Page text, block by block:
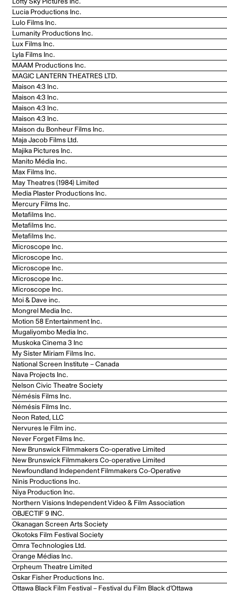
Lucia Productions Inc.
Lulo Films Inc.
Lumanity Productions Inc.
Lux Films Inc.
Lyla Films Inc.
MAAM Productions Inc.
MAGIC LANTERN THEATRES LTD.
Maison 4:3 Inc.
Maison 4:3 Inc.
Maison 4:3 Inc.
Maison 4:3 Inc.
Maison du Bonheur Films Inc.
Maja Jacob Films Ltd.
Majika Pictures Inc.
Manito Média Inc.
Max Films Inc.
May Theatres (1984) Limited
Media Plaster Productions Inc.
Mercury Films Inc.
Metafilms Inc.
Metafilms Inc.
Metafilms Inc.
Microscope Inc.
Microscope Inc.
Microscope Inc.
Microscope Inc.
Microscope Inc.
Moi & Dave inc.
Mongrel Media Inc.
Motion 58 Entertainment Inc.
Mugaliyombo Media Inc.
Muskoka Cinema 3 Inc
My Sister Miriam Films Inc.
National Screen Institute – Canada
Nava Projects Inc.
Nelson Civic Theatre Society
Némésis Films Inc.
Némésis Films Inc.
Neon Rated, LLC
Nervures le Film inc.
Never Forget Films Inc.
New Brunswick Filmmakers Co-operative Limited
New Brunswick Filmmakers Co-operative Limited
Newfoundland Independent Filmmakers Co-Operative
Ninis Productions Inc.
Niya Production Inc.
Northern Visions Independent Video & Film Association
OBJECTIF 9 INC.
Okanagan Screen Arts Society
Okotoks Film Festival Society
Omra Technologies Ltd.
Orange Médias Inc.
Orpheum Theatre Limited
Oskar Fisher Productions Inc.
Ottawa Black Film Festival – Festival du Film Black d’Ottawa